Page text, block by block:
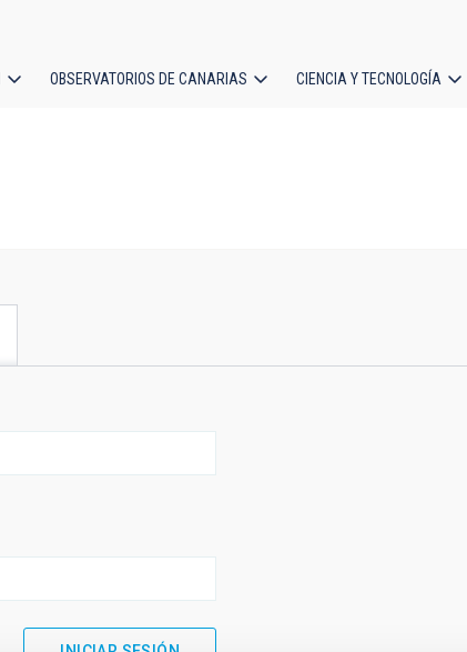
OBSERVATORIOS DE CANARIAS CIENCIA Y TECNOLOGÍA